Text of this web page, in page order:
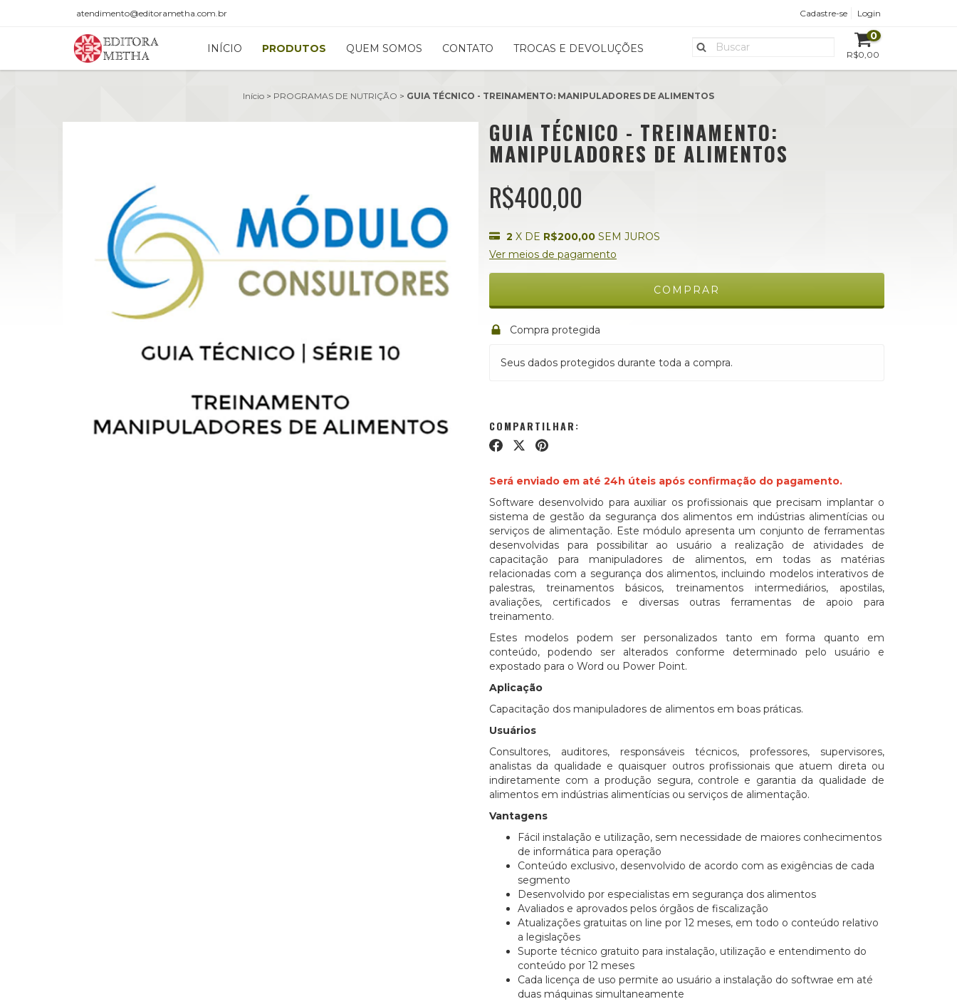
atendimento@editorametha.com.br Cadastre-se Login
INÍCIO PRODUTOS QUEM SOMOS CONTATO TROCAS E DEVOLUÇÕES
0
R$0,00
Início > PROGRAMAS DE NUTRIÇÃO > GUIA TÉCNICO - TREINAMENTO: MANIPULADORES DE ALIMENTOS
GUIA TÉCNICO - TREINAMENTO:
MANIPULADORES DE ALIMENTOS
R$400,00
2 X DE R$200,00 SEM JUROS
Ver meios de pagamento
Compra protegida
Seus dados protegidos durante toda a compra.
COMPARTILHAR:
Será enviado em até 24h úteis após confirmação do pagamento.
Software desenvolvido para auxiliar os profissionais que precisam implantar o
sistema de gestão da segurança dos alimentos em indústrias alimentícias ou
serviços de alimentação. Este módulo apresenta um conjunto de ferramentas
desenvolvidas para possibilitar ao usuário a realização de atividades de
capacitação para manipuladores de alimentos, em todas as matérias
relacionadas com a segurança dos alimentos, incluindo modelos interativos de
palestras, treinamentos básicos, treinamentos intermediários, apostilas,
avaliações, certificados e diversas outras ferramentas de apoio para
treinamento.
Estes modelos podem ser personalizados tanto em forma quanto em
conteúdo, podendo ser alterados conforme determinado pelo usuário e
expostado para o Word ou Power Point.
Aplicação
Capacitação dos manipuladores de alimentos em boas práticas.
Usuários
Consultores, auditores, responsáveis técnicos, professores, supervisores,
analistas da qualidade e quaisquer outros profissionais que atuem direta ou
indiretamente com a produção segura, controle e garantia da qualidade de
alimentos em indústrias alimentícias ou serviços de alimentação.
Vantagens
Fácil instalação e utilização, sem necessidade de maiores conhecimentos
de informática para operação
Conteúdo exclusivo, desenvolvido de acordo com as exigências de cada
segmento
Desenvolvido por especialistas em segurança dos alimentos
Avaliados e aprovados pelos órgãos de fiscalização
Atualizações gratuitas on line por 12 meses, em todo o conteúdo relativo
a legislações
Suporte técnico gratuito para instalação, utilização e entendimento do
conteúdo por 12 meses
Cada licença de uso permite ao usuário a instalação do softwrae em até
duas máquinas simultaneamente